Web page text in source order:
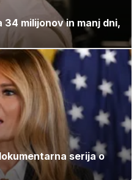
milijonov in manj dni,
serija o